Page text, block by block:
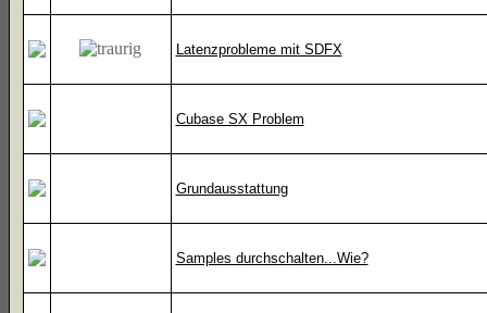
Latenzprobleme mit SDFX
Cubase SX Problem
Grundausstattung
Samples durchschalten...Wie?